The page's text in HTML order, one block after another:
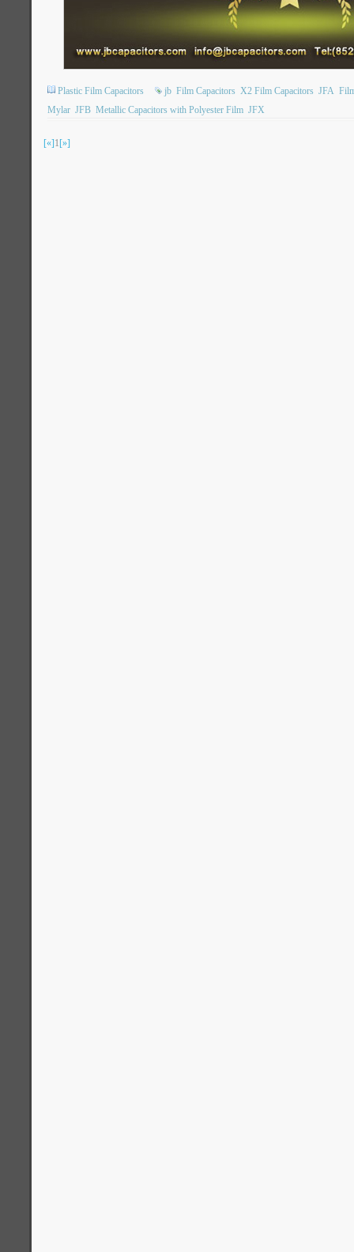
Plastic Film Capacitors jb Film Capacitors X2 Film Capacitors JFA
Mylar JFB Metallic Capacitors with Polyester Film JFX
[«]1[»]